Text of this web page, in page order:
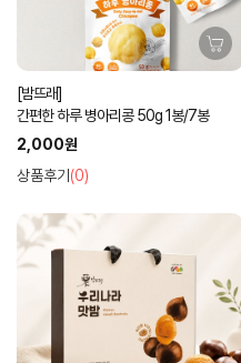
[밤뜨래]
간편한 하루 병아리콩 50g 1봉/7봉
2,000원
상품후기 (0)